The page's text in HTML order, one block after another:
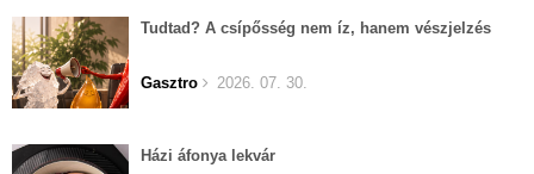
Tudtad? A csípősség nem íz, hanem vészjelzés
Gasztro 2026. 07. 30.
Házi áfonya lekvár